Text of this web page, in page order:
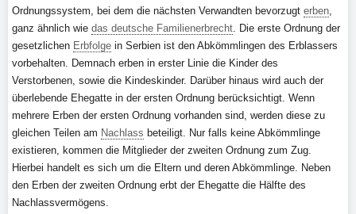
Ordnungssystem, bei dem die nächsten Verwandten bevorzugt erben,
ganz ähnlich wie das deutsche Familienerbrecht. Die erste Ordnung der
gesetzlichen Erbfolge in Serbien ist den Abkömmlingen des Erblassers
vorbehalten. Demnach erben in erster Linie die Kinder des
Verstorbenen, sowie die Kindeskinder. Darüber hinaus wird auch der
überlebende Ehegatte in der ersten Ordnung berücksichtigt. Wenn
mehrere Erben der ersten Ordnung vorhanden sind, werden diese zu
gleichen Teilen am Nachlass beteiligt. Nur falls keine Abkömmlinge
existieren, kommen die Mitglieder der zweiten Ordnung zum Zug.
Hierbei handelt es sich um die Eltern und deren Abkömmlinge. Neben
den Erben der zweiten Ordnung erbt der Ehegatte die Hälfte des
Nachlassvermögens.